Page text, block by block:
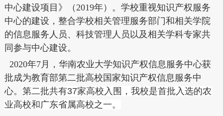
中心建设项目》（2019年）。学校重视知识产权服务
中心的建设，整合学校相关管理服务部门和相关学院
的信息服务人员、科技管理人员以及相关学科专家共
同参与中心建设。
2020年7月， 华南农业大学知识产权信息服务中心获
批成为教育部第二批高校国家知识产权信息服务中
心。 第二批共有37家高校入围，我校是首批入选的农
业高校和广东省属高校之一。